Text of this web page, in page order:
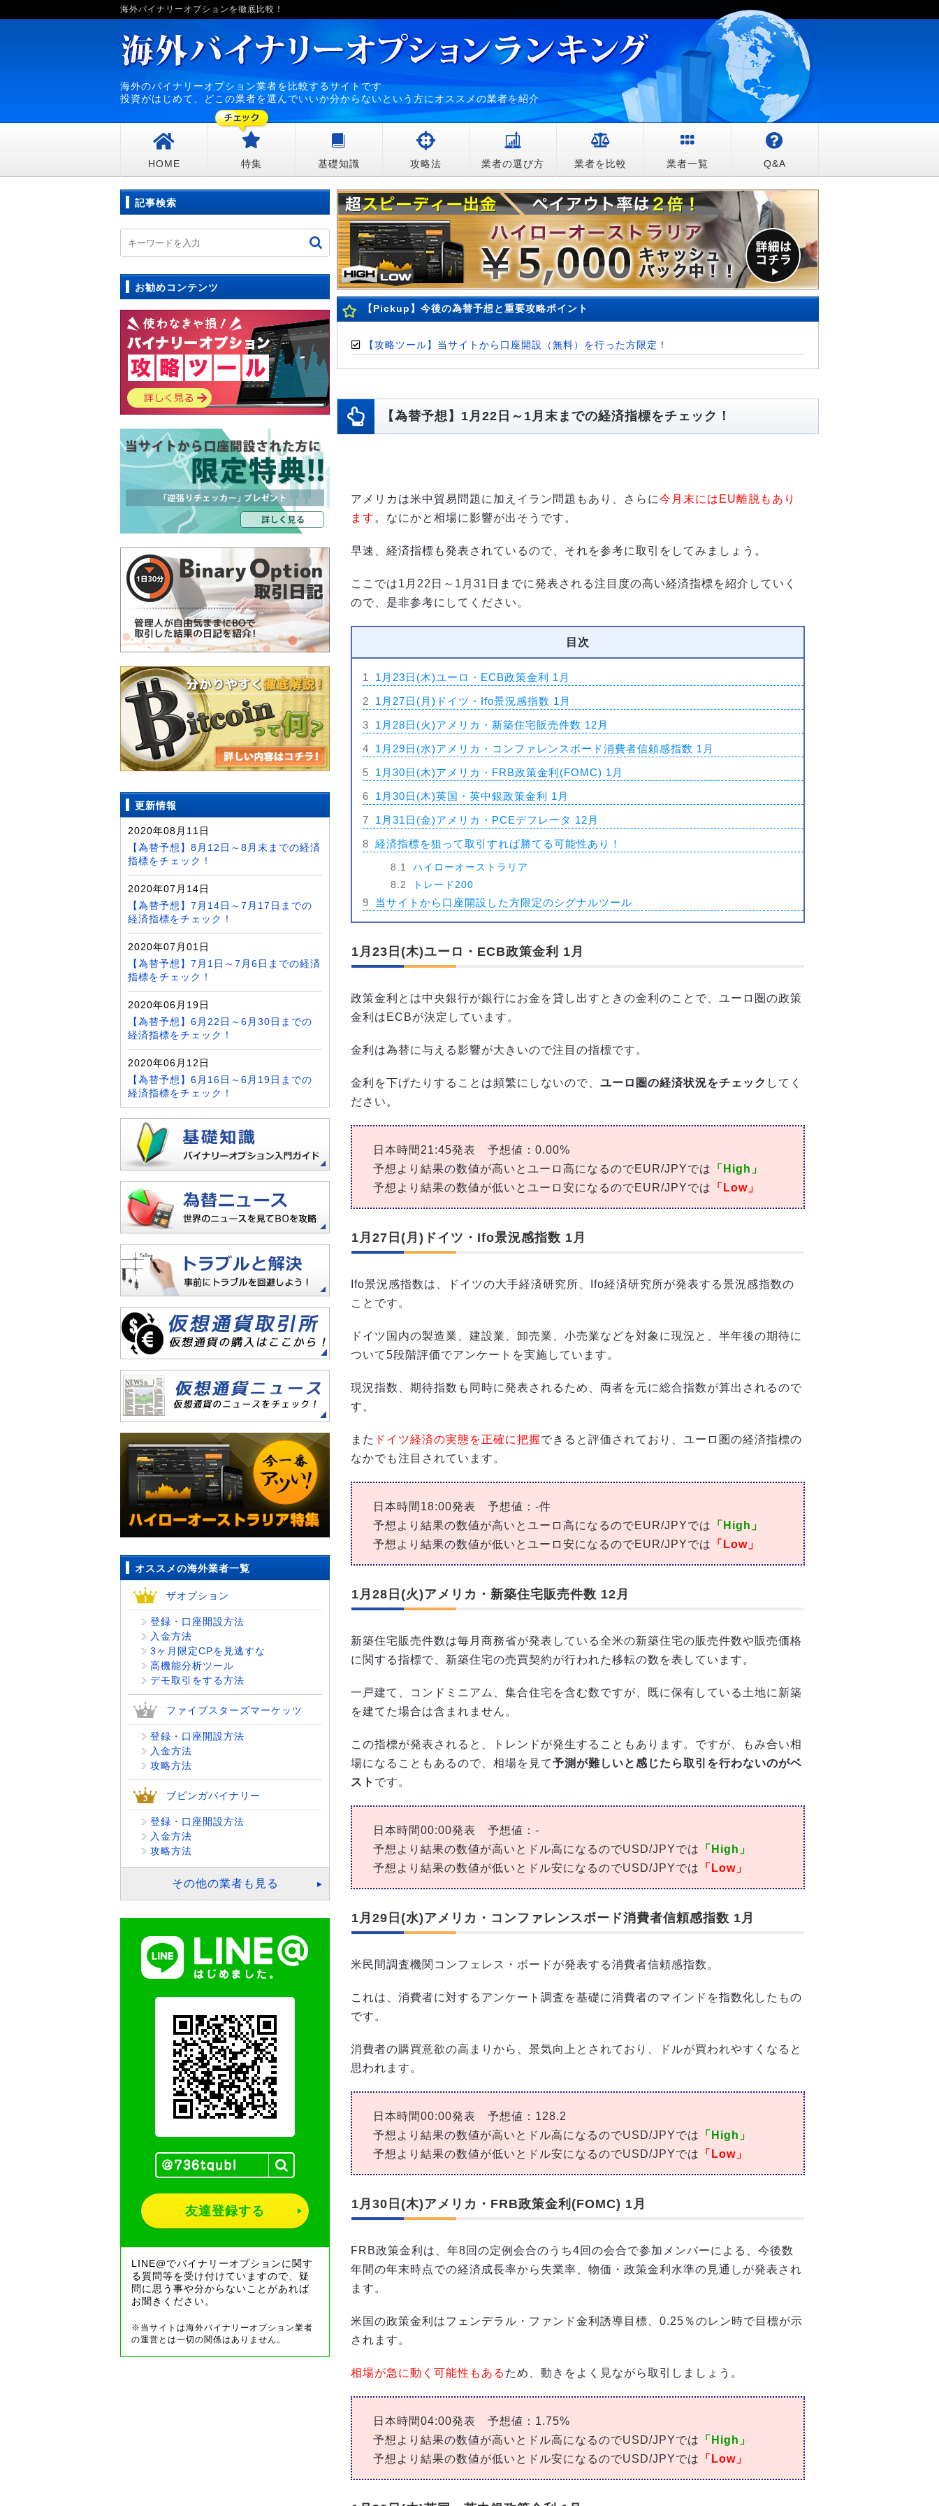
海外バイナリーオプションを徹底比較！
海外のバイナリーオプション業者を比較するサイトです
投資がはじめて、どこの業者を選んでいいか分からないという方にオススメの業者を紹介
HOME 特集 基礎知識 攻略法 業者の選び方 業者を比較 業者一覧 Q&A
【Pickup】今後の為替予想と重要攻略ポイント
【攻略ツール】当サイトから口座開設（無料）を行った方限定！
【為替予想】1月22日～1月末までの経済指標をチェック！
アメリカは米中貿易問題に加えイラン問題もあり、さらに今月末にはEU離脱もあり
ます 。なにかと相場に影響が出そうです。
早速、経済指標も発表されているので、それを参考に取引をしてみましょう。
ここでは1月22日～1月31日までに発表される注目度の高い経済指標を紹介していく
ので、是非参考にしてください。
目次
1
1月23日(木)ユーロ・ECB政策金利 1月
2
1月27日(月)ドイツ・Ifo景況感指数 1月
3
1月28日(火)アメリカ・新築住宅販売件数 12月
4
1月29日(水)アメリカ・コンファレンスボード消費者信頼感指数 1月
5
1月30日(木)アメリカ・FRB政策金利(FOMC) 1月
6
1月30日(木)英国・英中銀政策金利 1月
7
1月31日(金)アメリカ・PCEデフレータ 12月
8 経済指標を狙って取引すれば勝てる可能性あり！
8.1
ハイローオーストラリア
8.2
トレード200
9 当サイトから口座開設した方限定のシグナルツール
1月23日(木)ユーロ・ECB政策金利 1月
政策金利とは中央銀行が銀行にお金を貸し出すときの金利のことで、ユーロ圏の政策
金利はECBが決定しています。
金利は為替に与える影響が大きいので注目の指標です。
金利を下げたりすることは頻繁にしないので、 ユーロ圏の経済状況をチェック してく
ださい。
日本時間21:45発表 予想値：0.00%
予想より結果の数値が高いとユーロ高になるのでEUR/JPYでは
「High」
予想より結果の数値が低いとユーロ安になるのでEUR/JPYでは
「Low」
1月27日(月)ドイツ・Ifo景況感指数 1月
Ifo景況感指数は、ドイツの大手経済研究所、Ifo経済研究所が発表する景況感指数の
ことです。
ドイツ国内の製造業、建設業、卸売業、小売業などを対象に現況と、半年後の期待に
ついて5段階評価でアンケートを実施しています。
現況指数、期待指数も同時に発表されるため、両者を元に総合指数が算出されるので
す。
また ドイツ経済の実態を正確に把握できると評価されており、ユーロ圏の経済指標の
なかでも注目されています。
日本時間18:00発表 予想値：-件
予想より結果の数値が高いとユーロ高になるのでEUR/JPYでは
「High」
予想より結果の数値が低いとユーロ安になるのでEUR/JPYでは
「Low」
1月28日(火)アメリカ・新築住宅販売件数 12月
新築住宅販売件数は毎月商務省が発表している全米の新築住宅の販売件数や販売価格
に関する指標で、新築住宅の売買契約が行われた移転の数を表しています。
一戸建て、コンドミニアム、集合住宅を含む数ですが、既に保有している土地に新築
を建てた場合は含まれません。
この指標が発表されると、トレンドが発生することもあります。ですが、もみ合い相
場になることもあるので、相場を見て予測が難しいと感じたら取引を行わないのがベ
スト です。
日本時間00:00発表 予想値：-
予想より結果の数値が高いとドル高になるのでUSD/JPYでは
「High」
予想より結果の数値が低いとドル安になるのでUSD/JPYでは
「Low」
1月29日(水)アメリカ・コンファレンスボード消費者信頼感指数 1月
米民間調査機関コンフェレス・ボードが発表する消費者信頼感指数。
これは、消費者に対するアンケート調査を基礎に消費者のマインドを指数化したもの
です。
消費者の購買意欲の高まりから、景気向上とされており、ドルが買われやすくなると
思われます。
日本時間00:00発表 予想値：128.2
予想より結果の数値が高いとドル高になるのでUSD/JPYでは
「High」
予想より結果の数値が低いとドル安になるのでUSD/JPYでは
「Low」
1月30日(木)アメリカ・FRB政策金利(FOMC) 1月
FRB政策金利は、年8回の定例会合のうち4回の会合で参加メンバーによる、今後数
年間の年末時点での経済成長率から失業率、物価・政策金利水準の見通しが発表され
ます。
米国の政策金利はフェンデラル・ファンド金利誘導目標、0.25％のレン時で目標が示
されます。
相場が急に動く可能性もある ため、動きをよく見ながら取引しましょう。
日本時間04:00発表 予想値：1.75%
予想より結果の数値が高いとドル高になるのでUSD/JPYでは
「High」
予想より結果の数値が低いとドル安になるのでUSD/JPYでは
「Low」
記事検索
お勧めコンテンツ
更新情報
2020年08月11日
【為替予想】8月12日～8月末までの経済
指標をチェック！
2020年07月14日
【為替予想】7月14日～7月17日までの
経済指標をチェック！
2020年07月01日
【為替予想】7月1日～7月6日までの経済
指標をチェック！
2020年06月19日
【為替予想】6月22日～6月30日までの
経済指標をチェック！
2020年06月12日
【為替予想】6月16日～6月19日までの
経済指標をチェック！
オススメの海外業者一覧
ザオプション
登録・口座開設方法
入金方法
3ヶ月限定CPを見逃すな
高機能分析ツール
デモ取引をする方法
ファイブスターズマーケッツ
登録・口座開設方法
入金方法
攻略方法
ブビンガバイナリー
登録・口座開設方法
入金方法
攻略方法
その他の業者も見る
友達登録する
LINE@でバイナリーオプションに関す
る質問等を受け付けていますので、疑
問に思う事や分からないことがあれば
お聞きください。
※当サイトは海外バイナリーオプション業者
の運営とは一切の関係はありません。